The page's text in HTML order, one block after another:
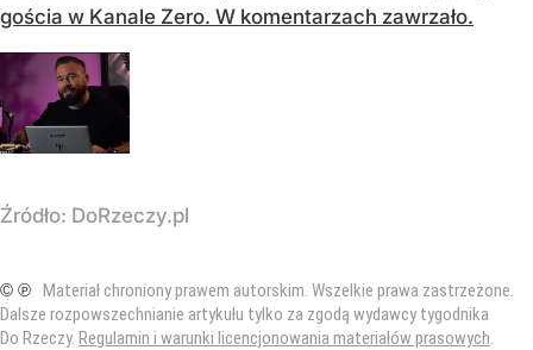
gościa w Kanale Zero. W komentarzach zawrzało.
Źródło: DoRzeczy.pl
© ℗ Materiał chroniony prawem autorskim. Wszelkie prawa zastrzeżone.
Dalsze rozpowszechnianie artykułu tylko za zgodą wydawcy tygodnika
Do Rzeczy. Regulamin i warunki licencjonowania materiałów prasowych